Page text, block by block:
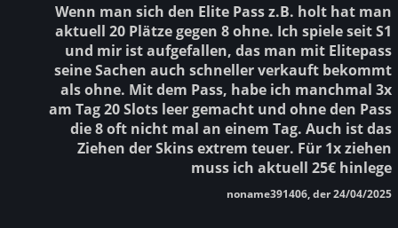
Wenn man sich den Elite Pass z.B. holt hat man
aktuell 20 Plätze gegen 8 ohne. Ich spiele seit S1
und mir ist aufgefallen, das man mit Elitepass
seine Sachen auch schneller verkauft bekommt
als ohne. Mit dem Pass, habe ich manchmal 3x
am Tag 20 Slots leer gemacht und ohne den Pass
die 8 oft nicht mal an einem Tag. Auch ist das
Ziehen der Skins extrem teuer. Für 1x ziehen
muss ich aktuell 25€ hinlege
noname391406, der 24/04/2025